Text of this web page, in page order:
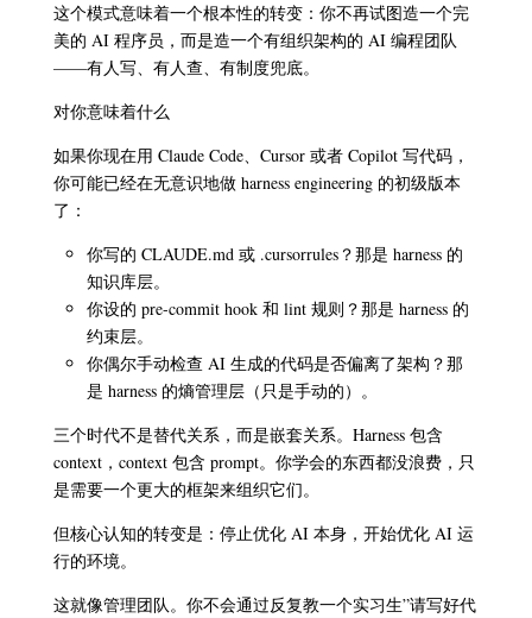
这个模式意味着一个根本性的转变：你不再试图造一个完
美的 AI 程序员，而是造一个有组织架构的 AI 编程团队
——有人写、有人查、有制度兜底。
对你意味着什么
如果你现在用 Claude Code、Cursor 或者 Copilot 写代码，
你可能已经在无意识地做 harness engineering 的初级版本
了：
你写的 CLAUDE.md 或 .cursorrules？那是 harness 的
知识库层。
你设的 pre-commit hook 和 lint 规则？那是 harness 的
约束层。
你偶尔手动检查 AI 生成的代码是否偏离了架构？那
是 harness 的熵管理层（只是手动的）。
三个时代不是替代关系，而是嵌套关系。Harness 包含
context，context 包含 prompt。你学会的东西都没浪费，只
是需要一个更大的框架来组织它们。
但核心认知的转变是：停止优化 AI 本身，开始优化 AI 运
行的环境。
这就像管理团队。你不会通过反复教一个实习生”请写好代